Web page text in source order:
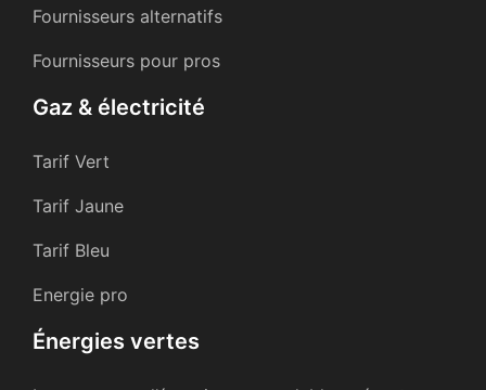
Fournisseurs alternatifs
Fournisseurs pour pros
Gaz & électricité
Tarif Vert
Tarif Jaune
Tarif Bleu
Energie pro
Énergies vertes